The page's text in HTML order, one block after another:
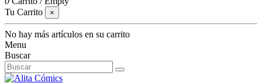
Tu Carrito
×
No hay más artículos en su carrito
Menu
Buscar